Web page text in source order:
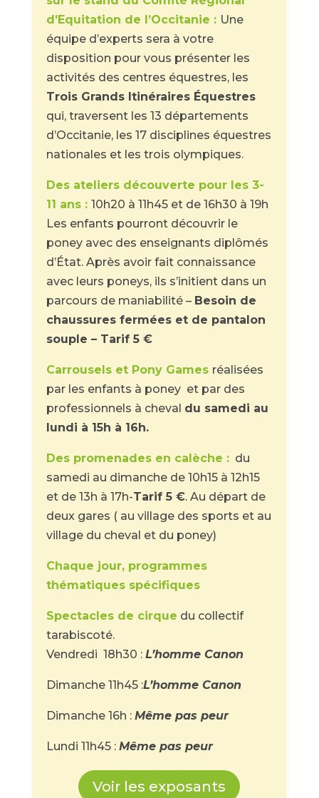
d’Equitation de l’Occitanie : Une
équipe d’experts sera à votre
disposition pour vous présenter les
activités des centres équestres, les
Trois Grands Itinéraires Équestres
qui, traversent les 13 départements
d’Occitanie, les 17 disciplines équestres
nationales et les trois olympiques.
Des ateliers découverte pour les 3-
11 ans : 10h20 à 11h45 et de 16h30 à 19h
Les enfants pourront découvrir le
poney avec des enseignants diplômés
d’État. Après avoir fait connaissance
avec leurs poneys, ils s’initient dans un
parcours de maniabilité – Besoin de
chaussures fermées et de pantalon
souple – Tarif 5 €
Carrousels et Pony Games réalisées
par les enfants à poney et par des
professionnels à cheval du samedi au
lundi à 15h à 16h.
Des promenades en calèche :du
samedi au dimanche de 10h15 à 12h15
et de 13h à 17h-Tarif 5 €. Au départ de
deux gares ( au village des sports et au
village du cheval et du poney)
Chaque jour, programmes
thématiques spécifiques
Spectacles de cirque du collectif
tarabiscoté.
Vendredi 18h30 : L’homme Canon
Dimanche 11h45 :L’homme Canon
Dimanche 16h : Même pas peur
Lundi 11h45 : Même pas peur
Voir les exposants